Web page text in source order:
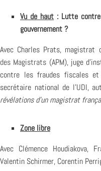
Vu de haut : Lutte
gouvernement ?
Avec Charles Prats, magistrat
des Magistrats (APM), juge
contre les fraudes fiscales
secrétaire national de l’UDI,
révélations d’un magistrat
Zone libre
Avec Clémence Houdiakova,
Valentin Schirmer, Corentin